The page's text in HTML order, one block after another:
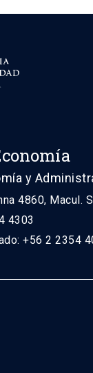
y
4860, Macul.
4303
+56 2 2354